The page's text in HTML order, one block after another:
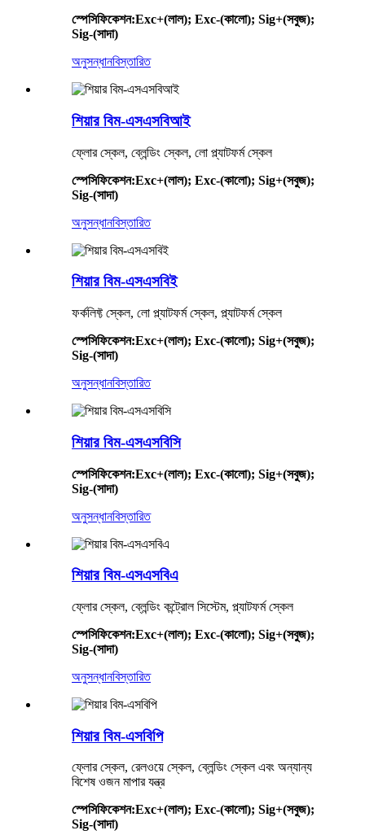
স্পেসিফিকেশন:Exc+(লাল); Exc-(কালো); Sig+(সবুজ);
Sig-(সাদা)
অনুসন্ধানবিস্তারিত
শিয়ার বিম-এসএসবিআই
ফ্লোর স্কেল, ব্লেন্ডিং স্কেল, লো প্ল্যাটফর্ম স্কেল
স্পেসিফিকেশন:Exc+(লাল); Exc-(কালো); Sig+(সবুজ);
Sig-(সাদা)
অনুসন্ধানবিস্তারিত
শিয়ার বিম-এসএসবিই
ফর্কলিফ্ট স্কেল, লো প্ল্যাটফর্ম স্কেল, প্ল্যাটফর্ম স্কেল
স্পেসিফিকেশন:Exc+(লাল); Exc-(কালো); Sig+(সবুজ);
Sig-(সাদা)
অনুসন্ধানবিস্তারিত
শিয়ার বিম-এসএসবিসি
স্পেসিফিকেশন:Exc+(লাল); Exc-(কালো); Sig+(সবুজ);
Sig-(সাদা)
অনুসন্ধানবিস্তারিত
শিয়ার বিম-এসএসবিএ
ফ্লোর স্কেল, ব্লেন্ডিং কন্ট্রোল সিস্টেম, প্ল্যাটফর্ম স্কেল
স্পেসিফিকেশন:Exc+(লাল); Exc-(কালো); Sig+(সবুজ);
Sig-(সাদা)
অনুসন্ধানবিস্তারিত
শিয়ার বিম-এসবিপি
ফ্লোর স্কেল, রেলওয়ে স্কেল, ব্লেন্ডিং স্কেল এবং অন্যান্য
বিশেষ ওজন মাপার যন্ত্র
স্পেসিফিকেশন:Exc+(লাল); Exc-(কালো); Sig+(সবুজ);
Sig-(সাদা)